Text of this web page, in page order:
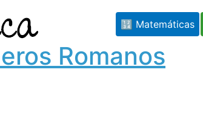
🔢 Matemáticas
Romanos